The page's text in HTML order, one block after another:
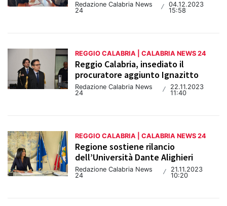
Redazione Calabria News
24
/
04.12.2023
15:58
REGGIO CALABRIA | CALABRIA NEWS 24
Reggio Calabria, insediato il
procuratore aggiunto Ignazitto
Redazione Calabria News
24
/
22.11.2023
11:40
REGGIO CALABRIA | CALABRIA NEWS 24
Regione sostiene rilancio
dell’Università Dante Alighieri
Redazione Calabria News
24
/
21.11.2023
10:20